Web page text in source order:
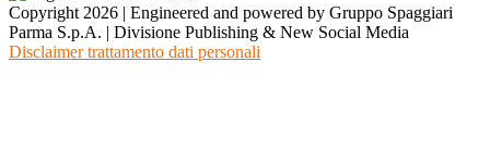
Copyright 2026 | Engineered and powered by Gruppo Spaggiari
Parma S.p.A. | Divisione Publishing & New Social Media
Disclaimer trattamento dati personali